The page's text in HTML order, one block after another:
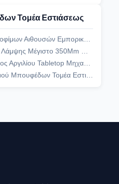
Τομέα Εστιάσεως
Κενή Κενή Μηχανή Συσκευασίας Τροφίμων
350Mm Μήκος Fw-3150 Σφράγισης
220V Χέρι - Κρατημένο Sealer Θερμότητας
Δεξαμενών - Κρύος Διανομέας Ποτών Ανοξείδωτου Ύφους